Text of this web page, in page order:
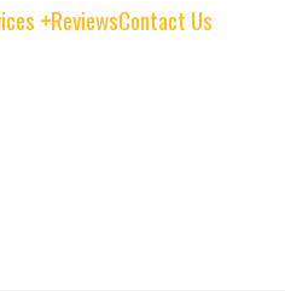
ReviewsContact Us